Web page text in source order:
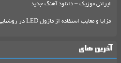
ایرانی موزیک – دانلود آهنگ جدید
مزایا و معایب استفاده از ماژول LED در روشنایی خانگ
آخرین های